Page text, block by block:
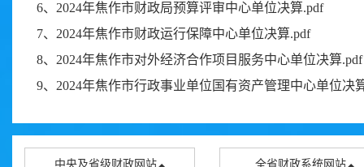
6、 2024年焦作市财政局预算评审中心单位决算.pdf
7、 2024年焦作市财政运行保障中心单位决算.pdf
8、 2024年焦作市对外经济合作项目服务中心单位决算.pdf
9、 2024年焦作市行政事业单位国有资产管理中心单位决
中央及省级财政网站 全省财政系统网站